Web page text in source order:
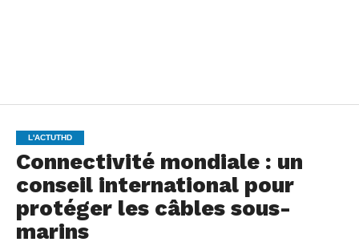
L'ACTUTHD
Connectivité mondiale : un
conseil international pour
protéger les câbles sous-
marins